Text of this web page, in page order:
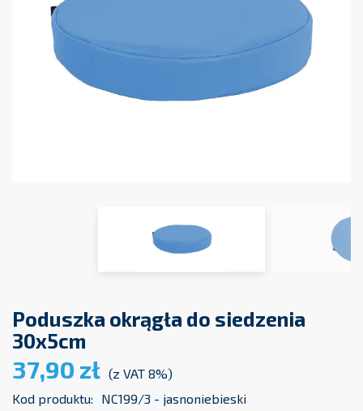
Poduszka okrągła do siedzenia
30x5cm
37,90 zł (z VAT 8%)
Kod produktu:
NC199/3 - jasnoniebieski